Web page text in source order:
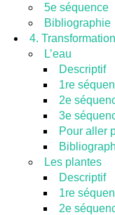
5e séquence
Bibliographie
4.
L’eau
Descriptif
1re
2e
3e
Pour aller
Les plantes
Descriptif
1re
2e